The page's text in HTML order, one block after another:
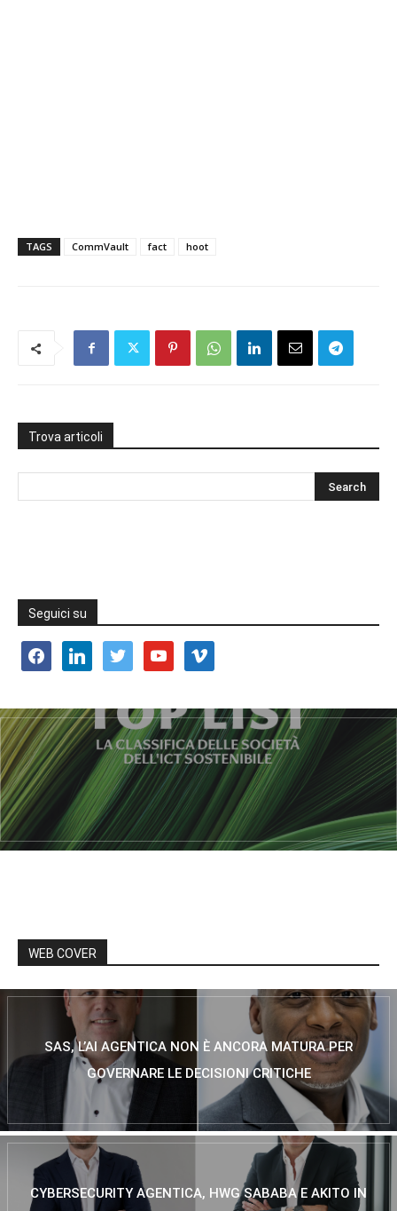
TAGS CommVault fact hoot
Trova articoli
Seguici su
facebooklinkedin twitter youtube vimeo
WEB COVER
SAS, L’AI AGENTICA NON È ANCORA MATURA PER
GOVERNARE LE DECISIONI CRITICHE
CYBERSECURITY AGENTICA, HWG SABABA E AKITO IN